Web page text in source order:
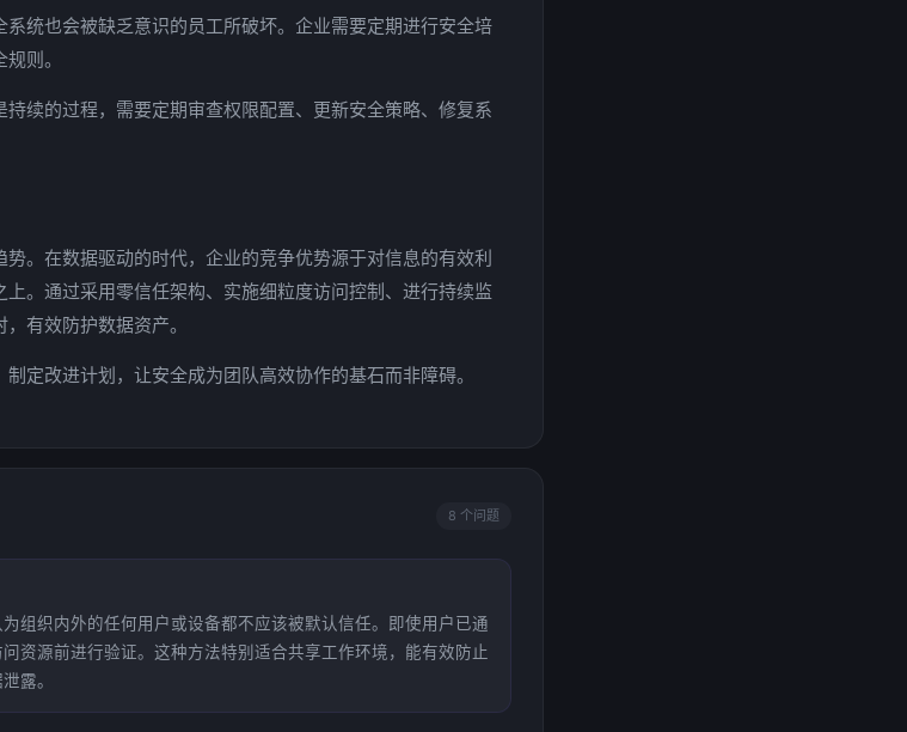
系统也会被缺乏意识的员工所破坏。企业需要定期进行安全培
则。
持续的过程，需要定期审查权限配置、更新安全策略、修复系
势。在数据驱动的时代，企业的竞争优势源于对信息的有效利
。通过采用零信任架构、实施细粒度访问控制、进行持续监
有效防护数据资产。
定改进计划，让安全成为团队高效协作的基石而非障碍。
8 个问题
组织内外的任何用户或设备都不应该被默认信任。即使用户已通
资源前进行验证。这种方法特别适合共享工作环境，能有效防止
露。